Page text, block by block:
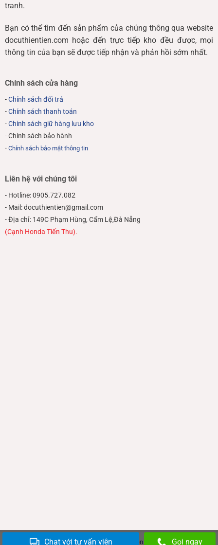
tranh.
Bạn có thể tìm đến sản phẩm của chúng thông qua website
docuthientien.com hoặc đến trực tiếp kho đều được, mọi
thông tin của bạn sẽ được tiếp nhận và phản hồi sớm nhất.
Chính sách cửa hàng
-Chính sách đổi trả
-Chính sách thanh toán
-Chính sách giữ hàng lưu kho
- Chính sách bảo hành
- Chính sách bảo mật thông tin
Liên hệ với chúng tôi
- Hotline: 0905.727.082
- Mail: docuthientien@gmail.com
- Địa chỉ: 149C Phạm Hùng, Cẩm Lệ,Đà Nẵng
(Cạnh Honda Tiến Thu).
Copyright 2026 ©Đồ cũ Thiên Tiến
Chat với tư vấn viên Gọi ngay